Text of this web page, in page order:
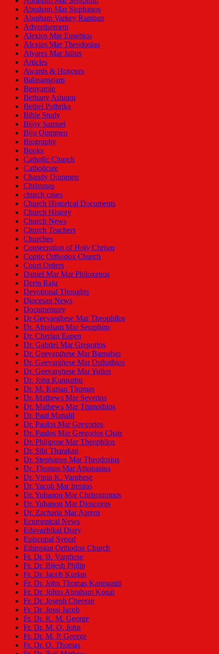
Abraham Mar Stephanos
Abraham Varkey Ramban
Advertisement
Alexios Mar Eusebios
Alexios Mar Theodosius
Alvares Mar Julius
Articles
Awards & Honours
Balasamajam
Benyamin
Bethany Ashram
Bethel Pathrika
Bible Study
Bijoy Samuel
Biju Oommen
Biography
Books
Catholic Church
Catholicate
Chandy Oommen
Christmas
church cases
Church Historical Documents
Church History
Church News
Church Teachers
Churches
Consecration of Holy Chrism
Coptic Orthodox Church
Court Orders
Daniel Mar Mar Philoxenos
Derin Raju
Devotional Thoughts
Diocesan News
Documentary
Dr Geevarghese Mar Theophilos
Dr. Abraham Mar Seraphim
Dr. Cherian Eapen
Dr. Gabriel Mar Gregorios
Dr. Geevarghese Mar Barnabas
Dr. Geevarghese Mar Osthathios
Dr. Geevarghese Mar Yulios
Dr. John Kunnathu
Dr. M. Kurian Thomas
Dr. Mathews Mar Severios
Dr. Mathews Mar Thimothios
Dr. Paul Manalil
Dr. Paulos Mar Gregorios
Dr. Paulos Mar Gregorios Chair
Dr. Philipose Mar Theophilos
Dr. Sibi Tharakan
Dr. Stephanos Mar Theodosius
Dr. Thomas Mar Athanasius
Dr. Vipin K. Varghese
Dr. Yacob Mar Irenios
Dr. Yuhanon Mar Chrisostomos
Dr. Yuhanon Mar Dioscoros
Dr. Zacharia Mar Aprem
Ecumenical News
Edavazhikal Diary
Episcopal Synod
Ethiopian Orthodox Church
Fr. Dr. B. Varghese
Fr. Dr. Bijesh Philip
Fr. Dr. Jacob Kurian
Fr. Dr. John Thomas Karingattil
Fr. Dr. Johns Abraham Konat
Fr. Dr. Joseph Cheeran
Fr. Dr. Jossi Jacob
Fr. Dr. K. M. George
Fr. Dr. M. O. John
Fr. Dr. M. P. George
Fr. Dr. O. Thomas